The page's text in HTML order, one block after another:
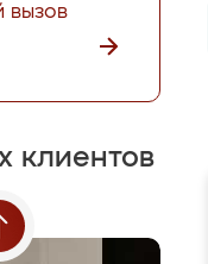
вызов
клиентов